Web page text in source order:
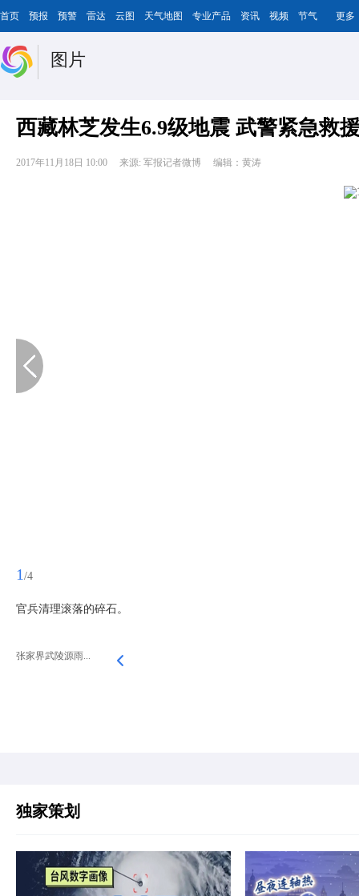
首页 预报 预警 雷达 云图 天气地图 专业产品 资讯 视频 节气 更多
图片
西藏林芝发生6.9级地震 武警紧急救
2017年11月18日 10:00 来源: 军报记者微博 编辑：黄涛
1 /4
官兵清理滚落的碎石。
张家界武陵源雨...
独家策划